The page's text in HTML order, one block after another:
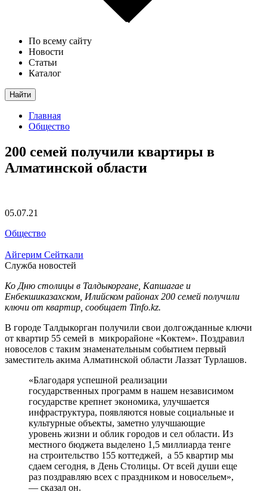
По всему сайту
Новости
Статьи
Каталог
Найти
Главная
Общество
200 семей получили квартиры в
Алматинской области
05.07.21
Общество
Айгерим Сейткали
Служба новостей
Ко Дню столицы в Талдыкоргане, Капшагае и
Енбекшиказахском, Илийском районах 200 семей получили
ключи от квартир, сообщает Tinfo.kz.
В городе Талдыкорган получили свои долгожданные ключи
от квартир 55 семей в микрорайоне «Көктем». Поздравил
новоселов с таким знаменательным событием первый
заместитель акима Алматинской области Лаззат Турлашов.
«Благодаря успешной реализации
государственных программ в нашем независимом
государстве крепнет экономика, улучшается
инфраструктура, появляются новые социальные и
культурные объекты, заметно улучшающие
уровень жизни и облик городов и сел области. Из
местного бюджета выделено 1,5 миллиарда тенге
на строительство 155 коттеджей, а 55 квартир мы
сдаем сегодня, в День Столицы. От всей души еще
раз поздравляю всех с праздником и новосельем»,
— сказал он.